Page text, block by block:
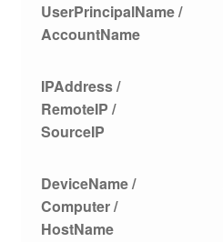
UserPrincipalName /
AccountName
IPAddress /
RemoteIP /
SourceIP
DeviceName /
Computer /
HostName